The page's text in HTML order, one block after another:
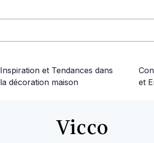
Inspiration et Tendances dans
la décoration maison
et
Vicco